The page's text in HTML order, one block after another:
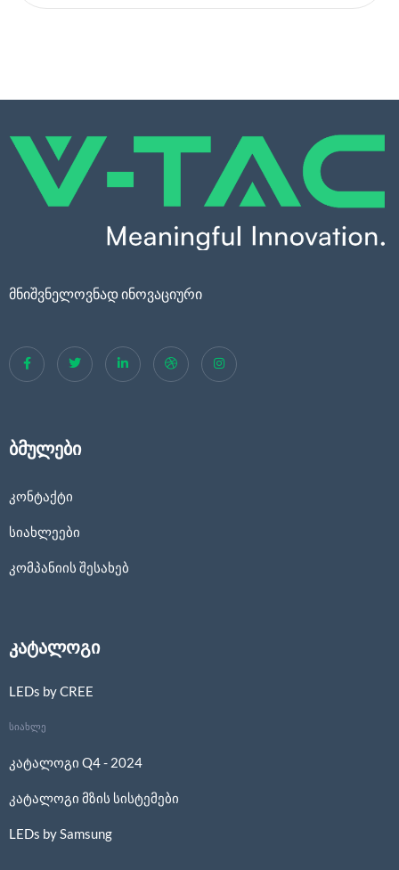
მნიშვნელოვნად ინოვაციური
ბმულები
კონტაქტი
სიახლეები
კომპანიის შესახებ
კატალოგი
LEDs by CREE
სიახლე
კატალოგი Q4 - 2024
კატალოგი მზის სისტემები
LEDs by Samsung